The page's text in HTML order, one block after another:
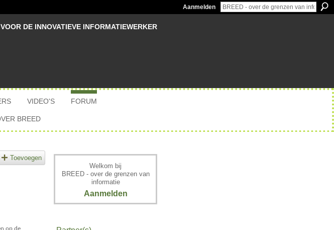
Aanmelden
DE INNOVATIEVE INFORMATIEWERKER
VIDEO'S FORUM
BREED
Toevoegen
Welkom bij
BREED - over de grenzen van
informatie
Aanmelden